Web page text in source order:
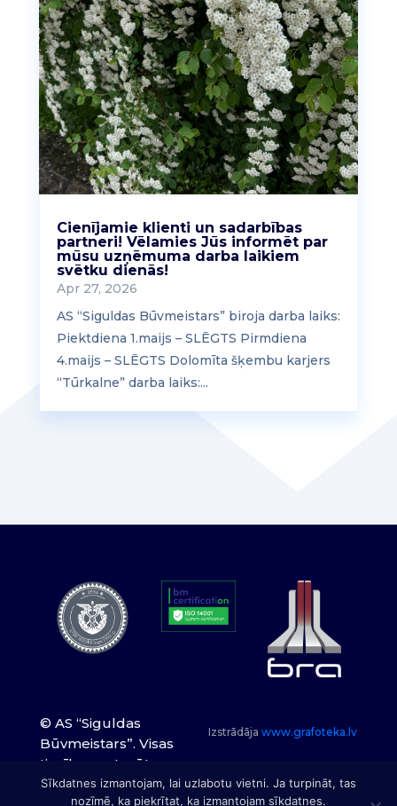
Cienījamie klienti un sadarbības
partneri! Vēlamies Jūs informēt par
mūsu uzņēmuma darba laikiem
svētku dienās!
Apr 27, 2026
AS “Siguldas Būvmeistars” biroja darba laiks:
Piektdiena 1.maijs – SLĒGTS Pirmdiena
4.maijs – SLĒGTS Dolomīta šķembu karjers
“Tūrkalne” darba laiks:...
© AS “Siguldas
Būvmeistars”. Visas
tiesības paturētas.
Izstrādājawww.grafoteka.lv
Sīkdatnes izmantojam, lai uzlabotu vietni. Ja turpināt, tas
nozīmē, ka piekrītat, ka izmantojam sīkdatnes.